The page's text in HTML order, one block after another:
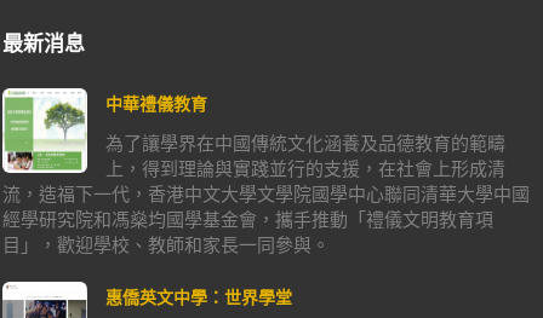
最新消息
中華禮儀教育
為了讓學界在中國傳統文化涵養及品德教育的範疇
上，得到理論與實踐並行的支援，在社會上形成清
流，造福下一代，香港中文大學文學院國學中心聯同清華大學中國
經學研究院和馮燊均國學基金會，攜手推動「禮儀文明教育項
目」，歡迎學校、教師和家長一同參與。
惠僑英文中學：世界學堂